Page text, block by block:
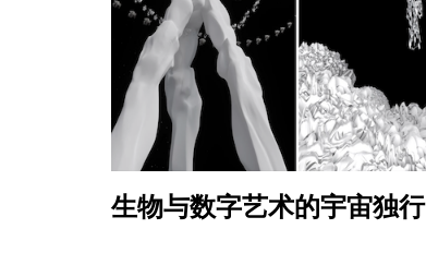
生物与数字艺术的宇宙独行